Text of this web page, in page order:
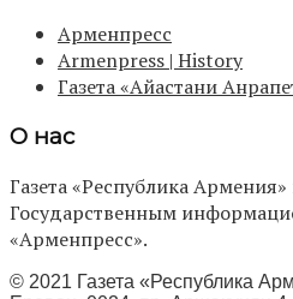
Арменпресс
Armenpress | History
Газета «Айастани
О нас
Газета «Республика
Государственным
«Арменпресс».
© 2021 Газета «Республика